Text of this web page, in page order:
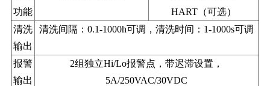
功能
HART（可选）
清洗
输出
清洗间隔：0.1-1000h可调，清洗时间：1-1000s可调
报警
输出
2组独立Hi/Lo报警点，带迟滞设置，
5A/250VAC/30VDC